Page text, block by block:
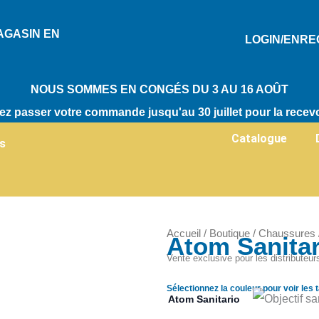
EN
LOGIN/
NOUS SOMMES EN CONGÉS DU 3 AU 16 AOÛT
passer votre commande jusqu'au 30 juillet pour la
Catalogue
Accueil / Boutique / Chaussures
Atom
Vente exclusive pour les
Sélectionnez la couleur pour voir les
Atom Sanitario